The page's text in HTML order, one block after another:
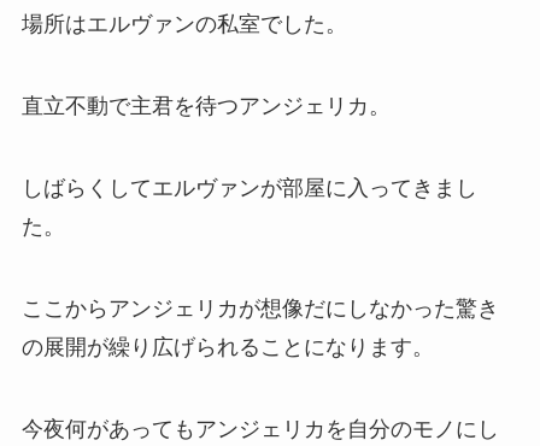
場所はエルヴァンの私室でした。
直立不動で主君を待つアンジェリカ。
しばらくしてエルヴァンが部屋に入ってきまし
た。
ここからアンジェリカが想像だにしなかった驚き
の展開が繰り広げられることになります。
今夜何があってもアンジェリカを自分のモノにし